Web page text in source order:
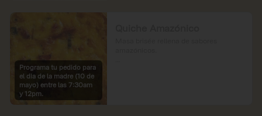
Programa tu pedido para
el dia de la madre (10 de
mayo) entre las 7:30am
y 12pm.